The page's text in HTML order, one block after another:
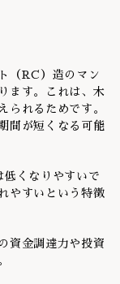
（RC）造のマン
ます。これは、木
られるためです。
間が短くなる可能
くなりやすいで
やすいという特徴
資金調達力や投資